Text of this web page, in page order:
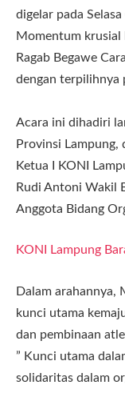
digelar pada
Momentum krusial
Ragab Begawe
dengan terpilihnya
​Acara ini dihadiri
Provinsi Lampung,
Ketua I KONI
Rudi Antoni Wakil
Anggota Bidang
KONI Lampung
​Dalam arahannya,
kunci utama
dan pembinaan
” Kunci utama
solidaritas dalam